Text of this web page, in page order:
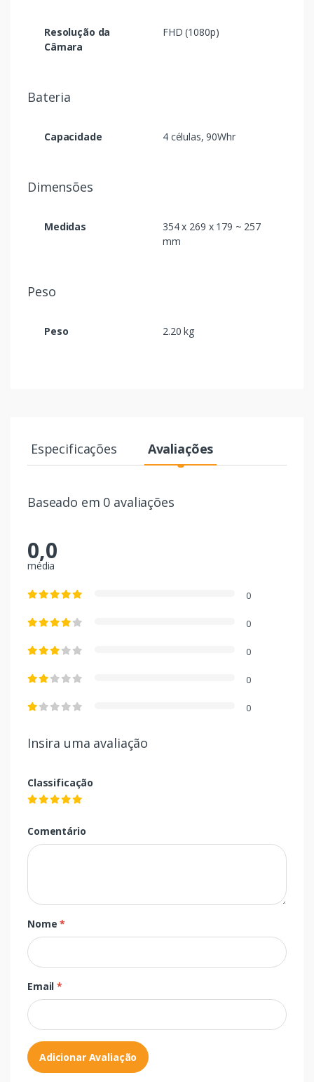
Resolução da
Câmara
FHD (1080p)
Bateria
Capacidade 4 células, 90Whr
Dimensões
Medidas
354 x 269 x 179 ~ 257
mm
Peso
Peso 2.20 kg
Especificações Avaliações
Baseado em 0 avaliações
0,0
média
0
0
0
0
0
Insira uma avaliação
Classificação
Comentário
Nome*
Email*
Adicionar Avaliação